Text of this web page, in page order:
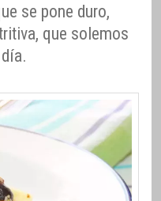
se pone duro,
que solemos